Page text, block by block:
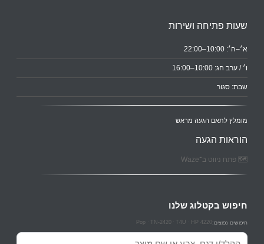
שעות פתיחה ושירות
א׳–ה׳: 10:00–22:00
ו׳ / ערב חג: 10:00–16:00
שבת: סגור
מומלץ לתאם הגעה מראש
הוראות הגעה
🗺️ פתח ניווט ב־Waze
חיפוש בקטלוג שלנו
חיפושים נפוצים:HP 4220
T4U
TN-2420
Pop
חיפוש מוצרים